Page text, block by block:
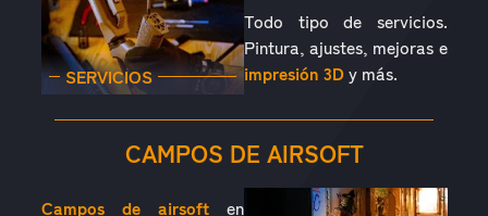
SERVICIOS
Todo tipo de servicios.
Pintura, ajustes, mejoras e
impresión 3D y más.
CAMPOS DE AIRSOFT
Campos de airsoften